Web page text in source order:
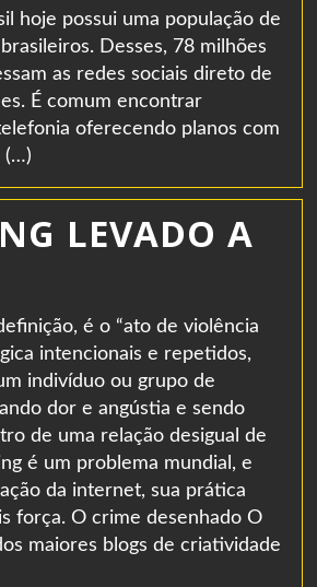
hoje possui uma população de
Desses, 78 milhões
as redes sociais direto de
É comum encontrar
oferecendo planos com
(…)
LEVADO A
é o “ato de violência
intencionais e repetidos,
indivíduo ou grupo de
dor e angústia e sendo
de uma relação desigual de
é um problema mundial, e
da internet, sua prática
força. O crime desenhado O
maiores blogs de criatividade